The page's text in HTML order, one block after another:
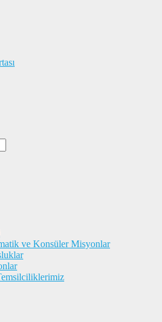
ve Konsüler Misyonlar